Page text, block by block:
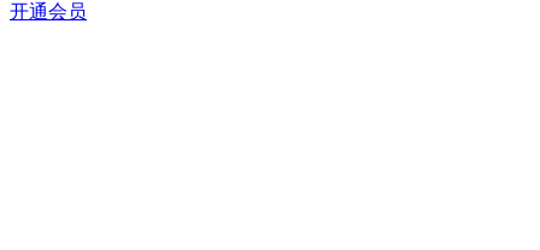
开通会员